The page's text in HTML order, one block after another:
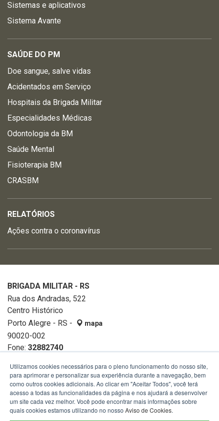
Sistemas e aplicativos
Sistema Avante
SAÚDE DO PM
Doe sangue, salve vidas
Acidentados em Serviço
Hospitais da Brigada Militar
Especialidades Médicas
Odontologia da BM
Saúde Mental
Fisioterapia BM
CRASBM
RELATÓRIOS
Ações contra o coronavírus
BRIGADA MILITAR - RS
Rua dos Andradas, 522
Centro Histórico
Porto Alegre - RS -
mapa
90020-002
Fone: 32882740
Utilizamos cookies necessários para o pleno funcionamento do nosso site,
para aprimorar e personalizar sua experiência durante a navegação, bem
como outros cookies adicionais. Ao clicar em "Aceitar Todos", você terá
acesso a todas as funcionalidades da página e nos ajudará a desenvolver
um site cada vez melhor. Você pode encontrar mais informações sobre
quais cookies estamos utilizando no nosso Aviso de Cookies.